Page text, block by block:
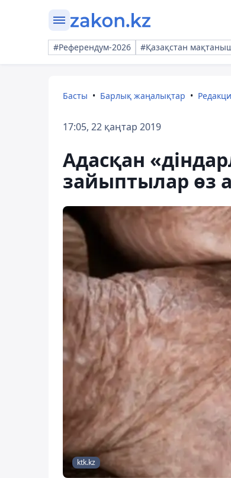
#Референдум-2026 #Қазақстан
Басты Барлық жаңалықтар
17:05, 22 қаңтар 2019
Адасқан
зайыптылар өз
ktk.kz